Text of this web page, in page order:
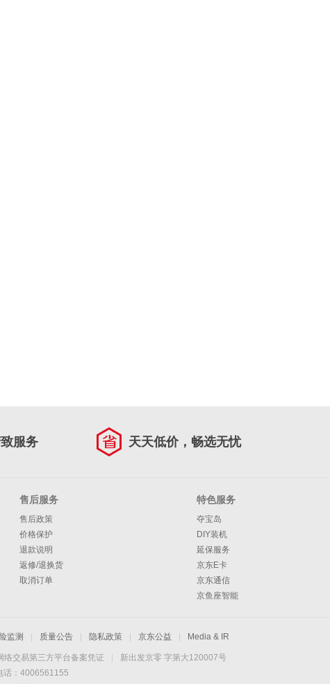
服务 天天低价，畅选无忧
售后服务
售后政策
价格保护
退款说明
返修/退换货
取消订单
特色服务
夺宝岛
DIY装机
延保服务
京东E卡
京东通信
京鱼座智能
监测 质量公告 隐私政策 京东公益 Media & IR
络交易第三方平台备案凭证
新出发京零 字第大120007号
话：4006561155